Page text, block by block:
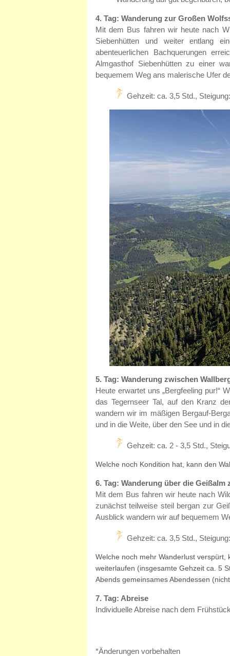
4. Tag: Wanderung zur Großen
Mit dem Bus fahren wir heute nach
Siebenhütten und weiter entlang
abenteuerlichen Bachquerungen
Almgasthof Siebenhütten zu einer
bequemem Weg ans malerische Ufer
Gehzeit: ca. 3,5 Std.,
5. Tag: Wanderung zwischen
Heute erwartet uns „Bergfeeling pur!“
das Tegernseer Tal, auf den Kranz
wandern wir im mäßigen Bergauf-
und in die Weite, über den See und in
Gehzeit: ca. 2 - 3,5 Std.,
Welche noch Kondition hat, kann den
6. Tag: Wanderung über die Geißalm
Mit dem Bus fahren wir heute nach
zunächst teilweise steil bergan zur
Ausblick wandern wir auf bequemem
Gehzeit: ca. 3,5 Std.,
Welche noch mehr Wanderlust
weiterlaufen (insgesamte Gehzeit ca. 5
Abends gemeinsames Abendessen
7. Tag: Abreise
Individuelle Abreise nach dem
*Änderungen vorbehalten